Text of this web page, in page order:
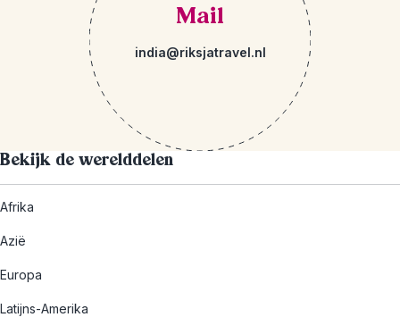
Mail
india@riksjatravel.nl
Bekijk de werelddelen
Afrika
Azië
Europa
Latijns-Amerika